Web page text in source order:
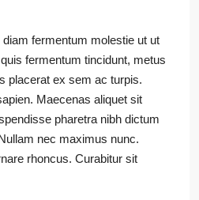
fermentum molestie ut ut
fermentum tincidunt, metus
placerat ex sem ac turpis.
Maecenas aliquet sit
pharetra nibh dictum
nec maximus nunc.
rhoncus. Curabitur sit